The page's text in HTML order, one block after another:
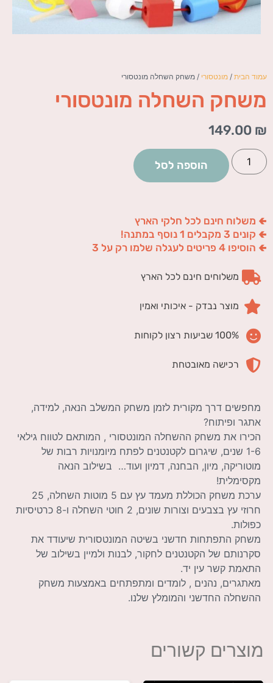
עמוד הבית / מונטסורי / משחק השחלה מונטסורי
משחק השחלה מונטסורי
149.00 ₪
הוספה לסל
🢀 משלוח חינם לכל חלקי הארץ
🢀 קונים 3 מקבלים 1 נוסף במתנה!
🢀 הוסיפו 4 פריטים לעגלה שלמו רק על 3
משלוחים חינם לכל הארץ
מוצר נבדק - איכותי ואמין
100% שביעות רצון לקוחות
רכישה מאובטחת
מחפשים דרך מקורית לזמן משחק המשלב הנאה, למידה,
אתגר ופיתוח?
הכירו את משחק ההשחלה המונטסורי , המותאם לטווח גילאי
1-6 שנים, שיגרום לקטנטנים לפתח מיומנויות רבות של
מוטוריקה, מיון, הבחנה, דמיון ועוד… בשילוב הנאה
מקסימלית!
ערכת משחק הכוללת מעמד עץ עם 5 מוטות השחלה, 25
חרוזי עץ בצבעים וצורות שונים, 2 חוטי השחלה ו-8 כרטיסיות
כפולות.
משחק התפתחות חדשני בשיטה המונטסורית שיעודד את
סקרנותם של הקטנטנים לחקור, לבנות ולמיין בשילוב של
התאמת קשר עין יד.
מאתגרים, נהנים , לומדים ומתפתחים באמצעות משחק
ההשחלה החדשני והמומלץ שלנו.
מוצרים קשורים